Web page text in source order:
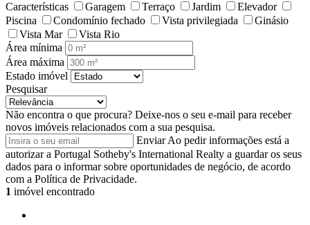
Características
Garagem Terraço Jardim
Elevador
Piscina
Condomínio fechado Vista privilegiada
Ginásio
Vista Mar
Vista Rio
Área mínima
Área máxima
Estado imóvel
Pesquisar
Não encontra o que procura? Deixe-nos o seu e-mail para receber
novos imóveis relacionados com a sua pesquisa.
Enviar Ao pedir informações está a
autorizar a Portugal Sotheby's International Realty a guardar os seus
dados para o informar sobre oportunidades de negócio, de acordo
com a Política de Privacidade.
1 imóvel encontrado